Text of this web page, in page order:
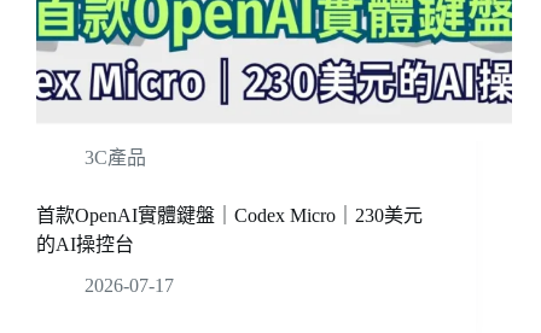
3C產品
首款OpenAI實體鍵盤｜Codex Micro｜230美元
的AI操控台
2026-07-17